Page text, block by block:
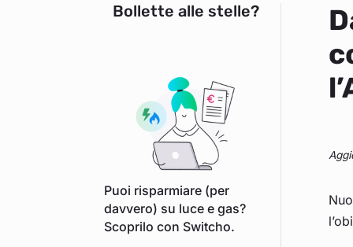
Bollette alle stelle?
Puoi risparmiare (per
davvero) su luce e gas?
Scoprilo con Switcho.